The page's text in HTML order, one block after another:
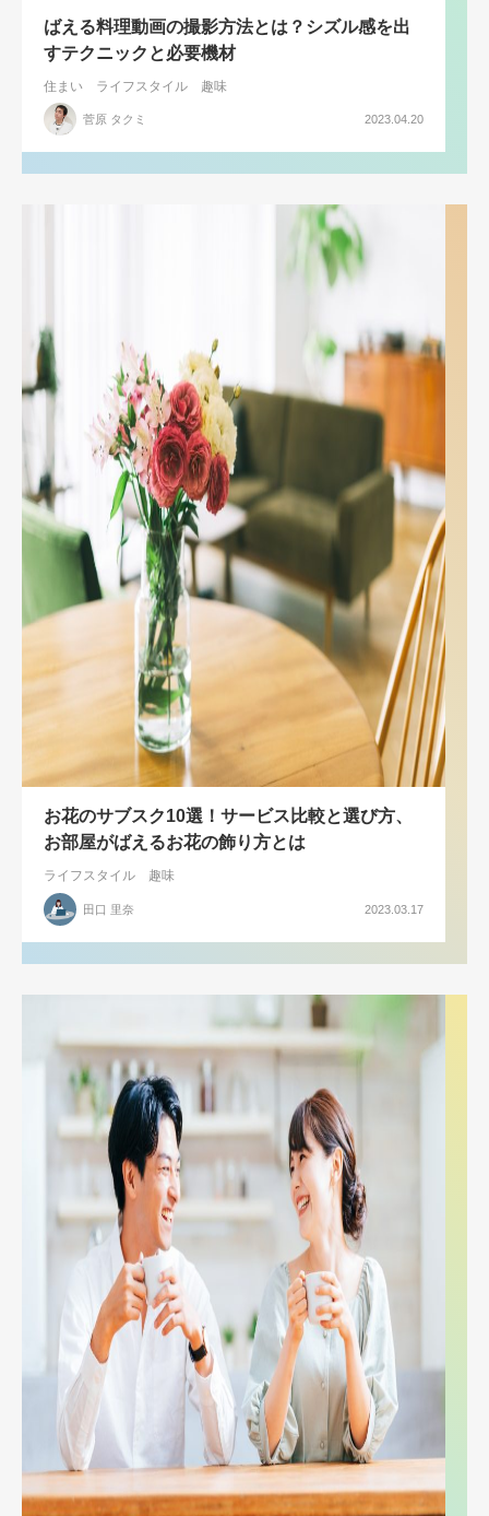
ばえる料理動画の撮影方法とは？シズル感を出
すテクニックと必要機材
住まい ライフスタイル 趣味
菅原 タクミ 2023.04.20
お花のサブスク10選！サービス比較と選び方、
お部屋がばえるお花の飾り方とは
ライフスタイル 趣味
田口 里奈 2023.03.17